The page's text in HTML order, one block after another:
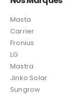
Masta
Carrier
Fronius
LG
Mastra
Jinko Solar
Sungrow